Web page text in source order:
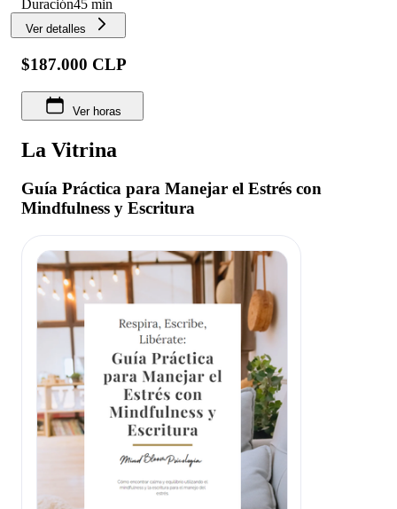
Duración45 min
Ver detalles
$187.000 CLP
Ver horas
La Vitrina
Guía Práctica para Manejar el Estrés con
Mindfulness y Escritura